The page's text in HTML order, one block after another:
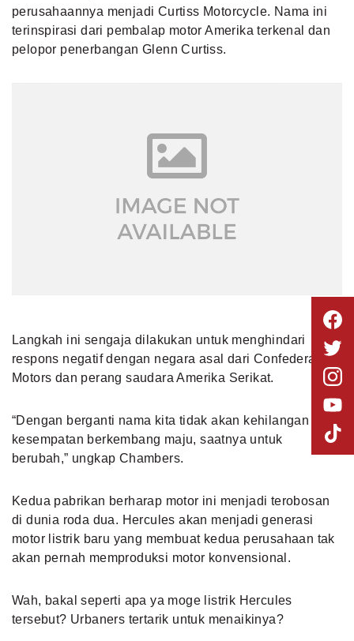
perusahaannya menjadi Curtiss Motorcycle. Nama ini
terinspirasi dari pembalap motor Amerika terkenal dan
pelopor penerbangan Glenn Curtiss.
Langkah ini sengaja dilakukan untuk menghindari
respons negatif dengan negara asal dari Confederate
Motors dan perang saudara Amerika Serikat.
“Dengan berganti nama kita tidak akan kehilangan
kesempatan berkembang maju, saatnya untuk
berubah,” ungkap Chambers.
Kedua pabrikan berharap motor ini menjadi terobosan
di dunia roda dua. Hercules akan menjadigenerasi
motor listrik baru yang membuat kedua perusahaan tak
akan pernah memproduksi motor konvensional.
Wah, bakal seperti apa ya moge listrik Hercules
tersebut? Urbaners tertarik untuk menaikinya?